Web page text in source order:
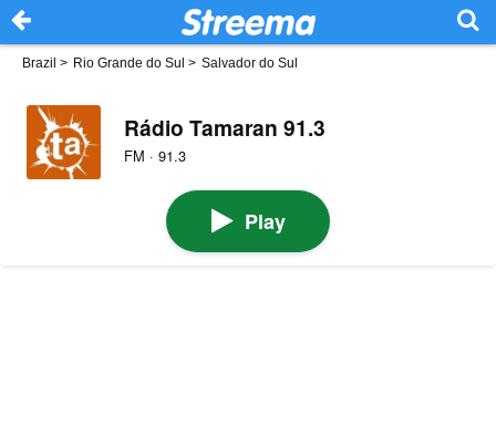
Brazil > Rio Grande do Sul > Salvador do Sul
Rádio Tamaran 91.3
FM · 91.3
Play